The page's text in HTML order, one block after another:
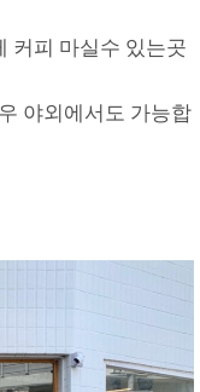
커피 마실수 있는곳
야외에서도 가능합